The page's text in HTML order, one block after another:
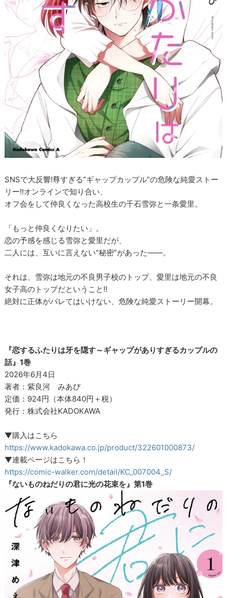
SNSで大反響!尊すぎる“ギャップカップル”の危険な純愛ストー
リー!!オンラインで知り合い、
オフ会をして仲良くなった高校生の千石雪弥と一条愛里。
「もっと仲良くなりたい」。
恋の予感を感じる雪弥と愛里だが、
二人には、互いに言えない“秘密”があった――。
それは、雪弥は地元の不良男子校のトップ、愛里は地元の不良
女子高のトップだということ!!
絶対に正体がバレてはいけない、危険な純愛ストーリー開幕。
『恋するふたりは牙を隠す～ギャップがありすぎるカップルの
話』1巻
2026年6月4日
著者：紫良河 みあび
定価：924円（本体840円＋税）
発行：株式会社KADOKAWA
▼購入はこちら
https://www.kadokawa.co.jp/product/322601000873/
▼連載ページはこちら！
https://comic-walker.com/detail/KC_007004_S/
『ないものねだりの君に光の花束を』第1巻